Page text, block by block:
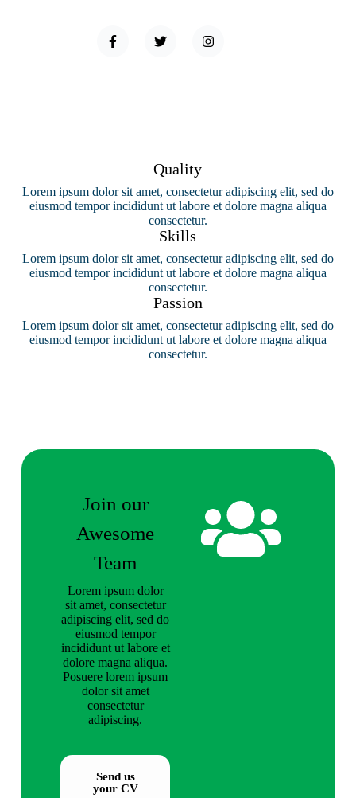
Quality
Lorem ipsum dolor sit amet, consectetur adipiscing elit, sed do
eiusmod tempor incididunt ut labore et dolore magna aliqua
consectetur.
Skills
Lorem ipsum dolor sit amet, consectetur adipiscing elit, sed do
eiusmod tempor incididunt ut labore et dolore magna aliqua
consectetur.
Passion
Lorem ipsum dolor sit amet, consectetur adipiscing elit, sed do
eiusmod tempor incididunt ut labore et dolore magna aliqua
consectetur.
Join our
Awesome
Team
Lorem ipsum dolor
sit amet, consectetur
adipiscing elit, sed do
eiusmod tempor
incididunt ut labore et
dolore magna aliqua.
Posuere lorem ipsum
dolor sit amet
consectetur
adipiscing.
Send us
your CV